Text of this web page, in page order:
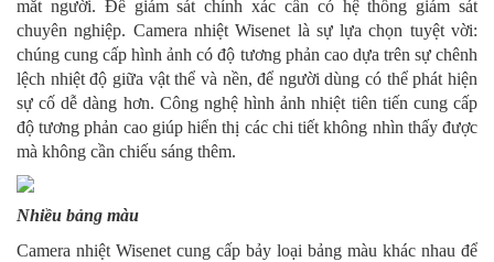
mắt người. Để giám sát chính xác cần có hệ thống giám sát
chuyên nghiệp. Camera nhiệt Wisenet là sự lựa chọn tuyệt vời:
chúng cung cấp hình ảnh có độ tương phản cao dựa trên sự chênh
lệch nhiệt độ giữa vật thể và nền, để người dùng có thể phát hiện
sự cố dễ dàng hơn. Công nghệ hình ảnh nhiệt tiên tiến cung cấp
độ tương phản cao giúp hiển thị các chi tiết không nhìn thấy được
mà không cần chiếu sáng thêm.
Nhiều bảng màu
Camera nhiệt Wisenet cung cấp bảy loại bảng màu khác nhau để